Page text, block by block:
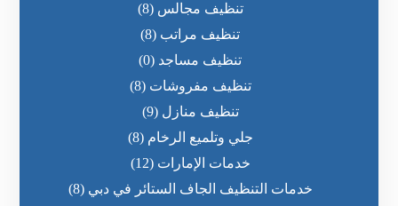
تنظيف مجالس (8)
تنظيف مراتب (8)
تنظيف مساجد (0)
تنظيف مفروشات (8)
تنظيف منازل (9)
جلي وتلميع الرخام (8)
خدمات الإمارات (12)
خدمات التنظيف الجاف الستائر في دبي (8)